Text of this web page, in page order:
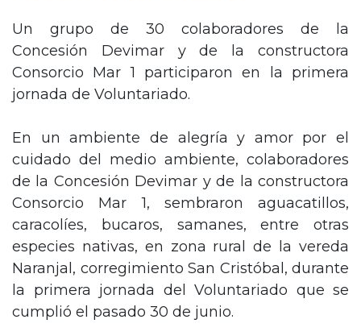
Un grupo de 30 colaboradores de la
Concesión Devimar y de la constructora
Consorcio Mar 1 participaron en la primera
jornada de Voluntariado.
En un ambiente de alegría y amor por el
cuidado del medio ambiente, colaboradores
de la Concesión Devimar y de la constructora
Consorcio Mar 1, sembraron aguacatillos,
caracolíes, bucaros, samanes, entre otras
especies nativas, en zona rural de la vereda
Naranjal, corregimiento San Cristóbal, durante
la primera jornada del Voluntariado que se
cumplió el pasado 30 de junio.